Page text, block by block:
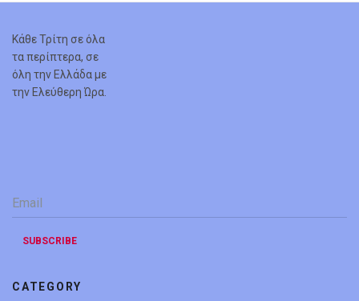
Κάθε Τρίτη σε όλα
τα περίπτερα, σε
όλη την Ελλάδα με
την Ελεύθερη Ώρα.
Email
*
SUBSCRIBE
CATEGORY